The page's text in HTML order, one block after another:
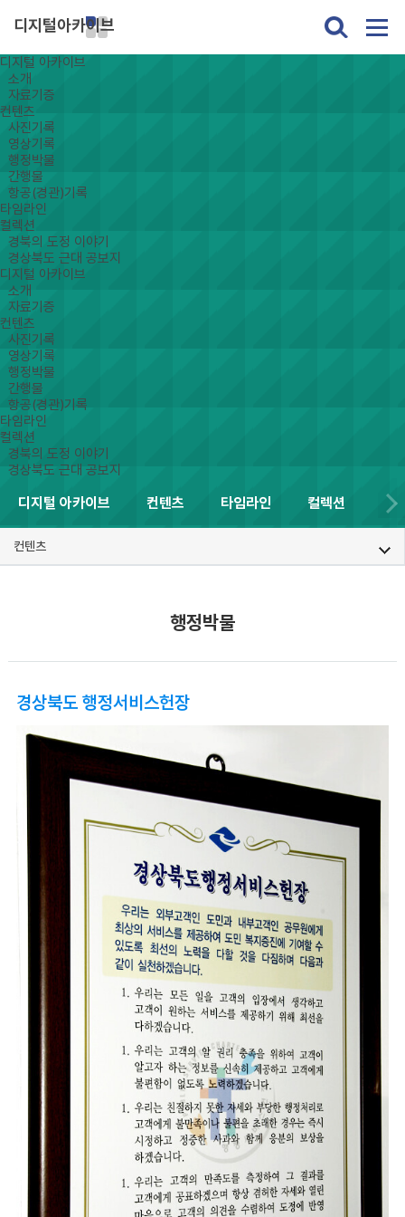
디지털아카이브
디지털 아카이브
소개
자료기증
컨텐츠
사진기록
영상기록
행정박물
간행물
항공(경관)기록
타임라인
컬렉션
경북의 도정 이야기
경상북도 근대 공보지
디지털 아카이브
소개
자료기증
컨텐츠
사진기록
영상기록
행정박물
간행물
항공(경관)기록
타임라인
컬렉션
경북의 도정 이야기
경상북도 근대 공보지
디지털 아카이브 컨텐츠 타임라인 컬렉션
컨텐츠
행정박물
경상북도 행정서비스헌장